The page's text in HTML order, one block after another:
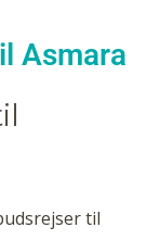
Asmara
til